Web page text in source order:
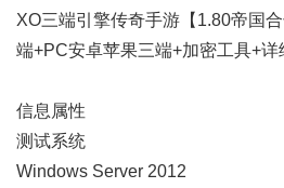
XO三端引擎传奇手游【1.80帝国
端+PC安卓苹果三端+加密工具+详
信息属性
测试系统
Windows Server 2012